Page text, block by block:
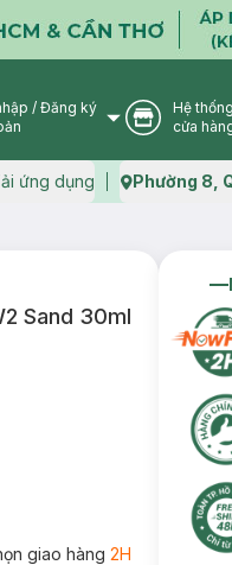
User Icon
/ Đăng ký
Store
Hệ thống
cửa
ứng dụng Phường 8,
Sand 30ml
giao hàng 2H